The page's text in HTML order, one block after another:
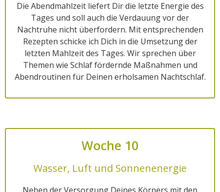
Die Abendmahlzeit liefert Dir die letzte Energie des
Tages und soll auch die Verdauung vor der
Nachtruhe nicht überfordern. Mit entsprechenden
Rezepten schicke ich Dich in die Umsetzung der
letzten Mahlzeit des Tages. Wir sprechen über
Themen wie Schlaf fördernde Maßnahmen und
Abendroutinen für Deinen erholsamen Nachtschlaf.
Woche 10
Wasser, Luft und Sonnenenergie